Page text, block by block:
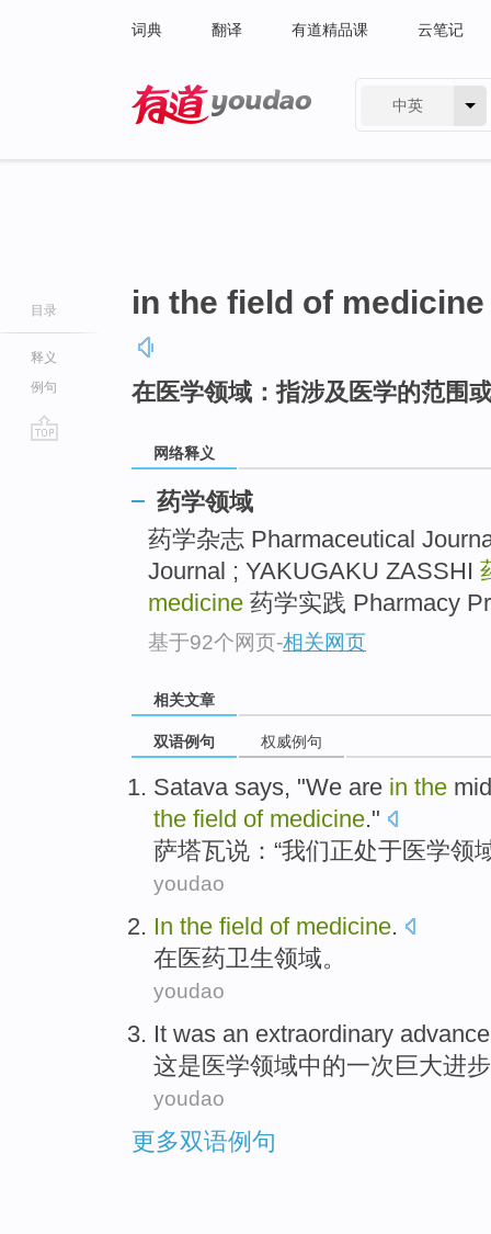
词典 翻译 有道精品课 云笔记
中英
目录
释义
例句
in the field of medicine
在医学领域：指涉及医学的范围
网络释义
药学领域
药学杂志 Pharmaceutical
Journal ; YAKUGAKU ZASSHI
medicine 药学实践 Pharmacy
基于92个网页-相关网页
相关文章
双语例句 权威例句
Satava says, "We are in the
the field of medicine."
萨塔瓦说 ：“我们正处于 医学领
youdao
In the field of medicine.
在医药卫生领域。
youdao
It was an extraordinary advance
这是 医学领域中的一次巨大进步
youdao
更多双语例句